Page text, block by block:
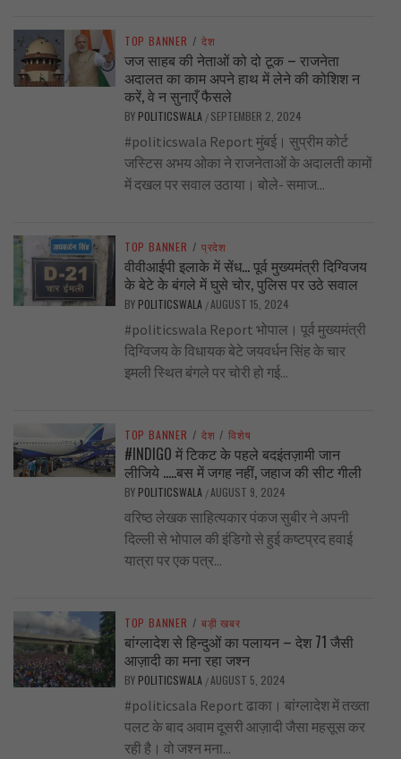
TOP BANNER / देश
जज साहब की नेताओं को दो टूक – राजनेता
अदालत का काम अपने हाथ में लेने की कोशिश न
करें, वे न सुनाएँ फैसले
BY POLITICSWALA / SEPTEMBER 2, 2024
#politicswala Report मुंबई। सुप्रीम कोर्ट
जस्टिस अभय ओका ने राजनेताओं के अदालती कामों
में दखल पर सवाल उठाया। बोले- समाज...
TOP BANNER / प्रदेश
वीवीआईपी इलाके में सेंध… पूर्व मुख्यमंत्री दिग्विजय
के बेटे के बंगले में घुसे चोर, पुलिस पर उठे सवाल
BY POLITICSWALA /AUGUST 15, 2024
#politicswala Report भोपाल। पूर्व मुख्यमंत्री
दिग्विजय के विधायक बेटे जयवर्धन सिंह के चार
इमली स्थित बंगले पर चोरी हो गई...
TOP BANNER / देश / विशेष
#INDIGO में टिकट के पहले बदइंतज़ामी जान
लीजिये …..बस में जगह नहीं, जहाज की सीट गीली
BY POLITICSWALA /AUGUST 9, 2024
वरिष्ठ लेखक साहित्यकार पंकज सुबीर ने अपनी
दिल्ली से भोपाल की इंडिगो से हुई कष्टप्रद हवाई
यात्रा पर एक पत्र...
TOP BANNER / बड़ी खबर
बांग्लादेश से हिन्दुओं का पलायन – देश 71 जैसी
आज़ादी का मना रहा जश्न
BY POLITICSWALA /AUGUST 5, 2024
#politicsala Report ढाका। बांग्लादेश में तख्ता
पलट के बाद अवाम दूसरी आज़ादी जैसा महसूस कर
रही है। वो जश्न मना...